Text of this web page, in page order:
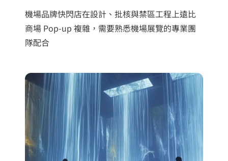
機場品牌快閃店在設計、批核與禁區工程上遠比
商場 Pop-up 複雜，需要熟悉機場展覽的專業團
隊配合